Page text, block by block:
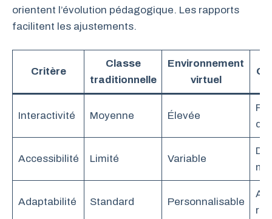
orientent l’évolution pédagogique. Les rapports
facilitent les ajustements.
Critère
Classe
traditionnelle
Environnement
virtuel
Interactivité Moyenne Élevée
Accessibilité Limité Variable
Adaptabilité Standard Personnalisable